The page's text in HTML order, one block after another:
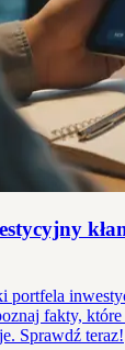
portfela
fakty,
Sprawdź teraz!